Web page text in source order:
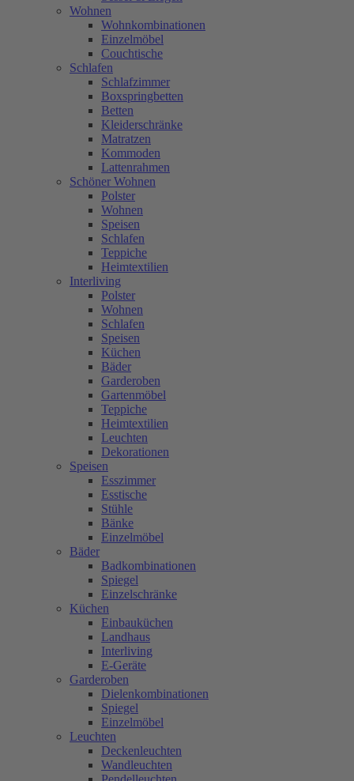
Wohnen
Wohnkombinationen
Einzelmöbel
Couchtische
Schlafen
Schlafzimmer
Boxspringbetten
Betten
Kleiderschränke
Matratzen
Kommoden
Lattenrahmen
Schöner Wohnen
Polster
Wohnen
Speisen
Schlafen
Teppiche
Heimtextilien
Interliving
Polster
Wohnen
Schlafen
Speisen
Küchen
Bäder
Garderoben
Gartenmöbel
Teppiche
Heimtextilien
Leuchten
Dekorationen
Speisen
Esszimmer
Esstische
Stühle
Bänke
Einzelmöbel
Bäder
Badkombinationen
Spiegel
Einzelschränke
Küchen
Einbauküchen
Landhaus
Interliving
E-Geräte
Garderoben
Dielenkombinationen
Spiegel
Einzelmöbel
Leuchten
Deckenleuchten
Wandleuchten